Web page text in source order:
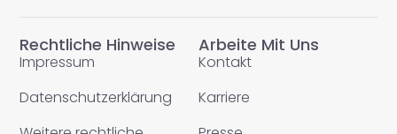
Rechtliche Hinweise
Impressum
Datenschutzerklärung
Arbeite Mit Uns
Kontakt
Karriere